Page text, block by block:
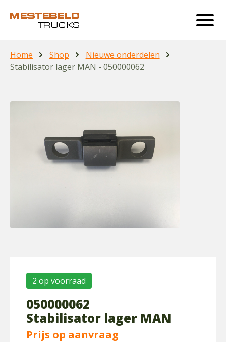
Home Shop
Nieuwe onderdelen
Stabilisator lager MAN - 050000062
2 op voorraad
050000062
Stabilisator lager MAN
Prijs op aanvraag